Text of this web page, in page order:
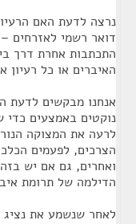
נרצה לדעת האם
דואר רשמי לאזרחים –
התכתבות אחרת דרך
האיברים או כל רעיון
אנחנו מבקשים לדעת
נוקטים באמצעים כדי
לרעה את המצוקה
הצרכים, לפעמים
ואחרים, גם אם יש
הדילמה של תרומת
לאחר שנשמע את נציג